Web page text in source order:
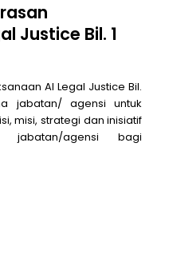
Justice Bil. 1
AI Legal Justice Bil.
jabatan/ agensi untuk
misi, strategi dan inisiatif
jabatan/agensi bagi